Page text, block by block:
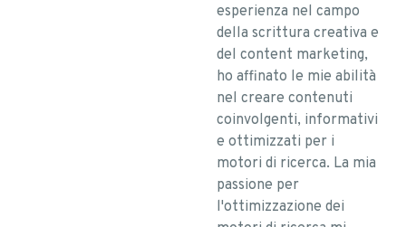
esperienza nel campo
della scrittura creativa e
del content marketing,
ho affinato le mie abilità
nel creare contenuti
coinvolgenti, informativi
e ottimizzati per i
motori di ricerca. La mia
passione per
l'ottimizzazione dei